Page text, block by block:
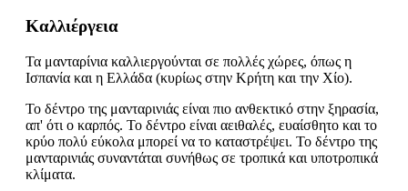
Καλλιέργεια
Τα μανταρίνια καλλιεργούνται σε πολλές χώρες, όπως η
Ισπανία και η Ελλάδα (κυρίως στην Κρήτη και την Χίο).
Το δέντρο της μανταρινιάς είναι πιο ανθεκτικό στην ξηρασία,
απ' ότι ο καρπός. Το δέντρο είναι αειθαλές, ευαίσθητο και το
κρύο πολύ εύκολα μπορεί να το καταστρέψει. Το δέντρο της
μανταρινιάς συναντάται συνήθως σε τροπικά και υποτροπικά
κλίματα.